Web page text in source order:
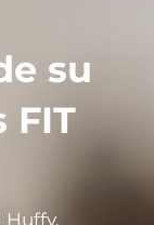
su
FIT
Huffy.